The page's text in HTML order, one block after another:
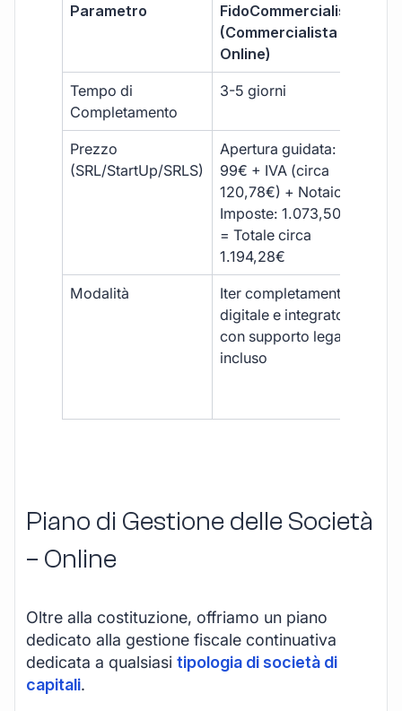
Parametro
FidoCommercialista
(Commercialista
Online)
Tempo di
Completamento
3-5 giorni
Prezzo
(SRL/StartUp/SRLS)
Apertura guidata:
99€ + IVA (circa
120,78€) + Notaio e
Imposte: 1.073,50€
= Totale circa
1.194,28€
Modalità
Iter completamente
digitale e integrato,
con supporto legale
incluso
Piano di Gestione delle Società
– Online
Oltre alla costituzione, offriamo un piano
dedicato alla gestione fiscale continuativa
dedicata a qualsiasi tipologia di società di
capitali.